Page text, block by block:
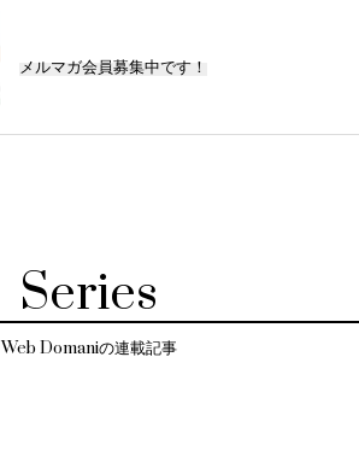
メルマガ会員募集中です！
Series
Web Domaniの連載記事